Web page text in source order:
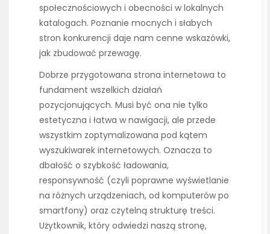
społecznościowych i obecności w lokalnych
katalogach. Poznanie mocnych i słabych
stron konkurencji daje nam cenne wskazówki,
jak zbudować przewagę.
Dobrze przygotowana strona internetowa to
fundament wszelkich działań
pozycjonujących. Musi być ona nie tylko
estetyczna i łatwa w nawigacji, ale przede
wszystkim zoptymalizowana pod kątem
wyszukiwarek internetowych. Oznacza to
dbałość o szybkość ładowania,
responsywność (czyli poprawne wyświetlanie
na różnych urządzeniach, od komputerów po
smartfony) oraz czytelną strukturę treści.
Użytkownik, który odwiedzi naszą stronę,